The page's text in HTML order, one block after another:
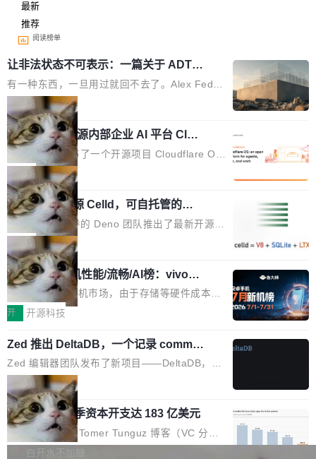
最新
推荐
阅读榜单
让非法状态不可表示：一篇关于 ADT
的帖子在 Reddit 火了
有一种东西，一旦用过就回不去了。Alex Fedos
eev 管它叫"软件设计的基石"。 他说的东西不新
鲜——代数数据类型（ADT），尤其是和类型
（sum type）。但他说清楚了一件事：这不是类
型系统的学术体操，是日常编码的思维方式。 文
章从一个简单的例子切入。一个网站的深色主题
设置，如果用布尔值 + 可空字段来表示——bool
ean 表示是否可切换，nullable 的默认模式、浅
色方案、深色方案——会产生大量无意义的组
合。方案缺了、配置冲突了、全 null 了。要知道
哪些组合有效，作者说，你得靠"文档、校验、或
者部落知识"。 换个写法。Rust 的 enum，两个
变体：Switchable...
局
Cloudflare 开源内部企业 AI 平台 Clou
dflare OS
Cloudflare 发布了一个开源项目 Cloudflare O
S。如果你只看官方博客，你会觉得这是又一
个"AI 知识库 + 聊天机器人"——每个大厂都在
做，没什么新鲜的。 但 Kenton Varda 在 Twitte
r 上把事情说清楚了： 今天我们发布了 Cloudfla
re OS，一个带连接器的聊天机器人，跟其他所
有科技公司做的一样。只不过，实际上它不一
样。这是 Sandstorm.io 的重制版，我十年前的
那个创业公司。不同的是，这次它构建在 Cloudf
lare Workers 上——我花了九年时间搭建的平台
——并且深度集成了 AI。这基本上是我十年秘密
计划的顶峰。 十年前，Ken...
局
Deno 团队开源 Celld，可自托管的分
布式 Durable Objects
Ryan Dahl 领导的 Deno 团队推出了最新开源项
目 Celld，一个能在自己机器上运行 Cloudflare
Workers 和 Durable Objects 的守护进程。 设
计思路很直接：每个对象是一个独立的 SQLite
数据库，按名称寻址，复制到你自己的 S3 兼容
存储库里。节点之间只通过这个存储库协调——
个小型数据库，应用天然按分片构建，单个数据
库的竞争和爆炸半径问题在设计层面就被消除
了。 闲置的 cell 会休眠到几乎不占资源。当 cel
l 迁移或唤醒时，新宿主从 S3 恢复 SQLite 数据
库继续执行。存储库是持久化的唯一真相...
局
鲁大师7月新机性能/流畅/AI榜：vivo夺
性能、流畅双第一，三星Galaxy Z系列
新折叠缺席
2026年7月的手机市场，由于存储等硬件成本暴
增，手机厂商的日子也不好过啊，新机速度明显
高价的三星折叠（三星Galaxy Z Fold8 Ultra / Z
Fold8 / Z Flip8）外，其余要么是中低端机器，
例如iQOO Z11i、REDMI Note 17、REDMI No
te 17 Pro、OPPO K15，要么是vivo X300 E这
样的次旗舰。 Galaxy Z Fold8 Ultra / Z Fold8 /
Z Flip8三款折叠屏新机均在7月22日发布，且全
部搭载骁龙8 Elite Gen5 for Galaxy，它们本该
开 开源科技
Zed 推出 DeltaDB，一个记录 commit
之间所有操作的版本控制系统
Zed 编辑器团队发布了新项目——DeltaDB，一
个在 git commit 之间记录每一次编辑操作的版
本控制系统。目前处于 Early Access 阶段。 De
ltaDB 的核心思路直接写在 landing page 最显
眼的位置：「Software is made between com
mits」——软件是在 commit 之间写出来的。git
局
SpaceXAI 单季资本开支达 183 亿美元
根据风险投资人Tomer Tunguz 博客（VC 分
析）披露的最新分析与第二季度业绩报告，Spac
白开水不加糖